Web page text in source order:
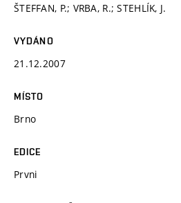
ŠTEFFAN, P.; VRBA, R.; STEHLÍK, J.
VYDÁNO
21.12.2007
MÍSTO
Brno
EDICE
Prvni